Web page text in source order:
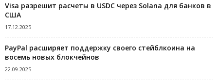
Visa разрешит расчеты в USDC через Solana для банков в
США
17.12.2025
PayPal расширяет поддержку своего стейблкоина на
восемь новых блокчейнов
22.09.2025